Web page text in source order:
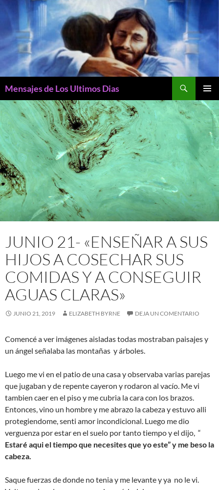
Mensajes de Los Ultimos Dias
MENÚ
CONTENIDO
JUNIO 21- «ENSEÑAR A SUS
HIJOS A COSECHAR SUS
COMIDAS Y A CONSEGUIR
AGUAS CLARAS»
JUNIO 21, 2019 ELIZABETH BYRNE DEJA UN COMENTARIO
Comencé a ver imágenes aisladas todas mostraban paisajes y
un ángel señalaba las montañas y árboles.
Luego me vi en el patio de una casa y observaba varias parejas
que jugaban y de repente cayeron y rodaron al vacío. Me vi
tambien caer en el piso y me cubria la cara con los brazos.
Entonces, vino un hombre y me abrazo la cabeza y estuvo alli
protegiendome, senti amor incondicional. Luego me dio
verguenza por estar en el suelo por tanto tiempo y el dijo, “
Estaré aqui el tiempo que necesites que yo este” y me beso la
cabeza.
Saque fuerzas de donde no tenia y me levante y ya no le vi.